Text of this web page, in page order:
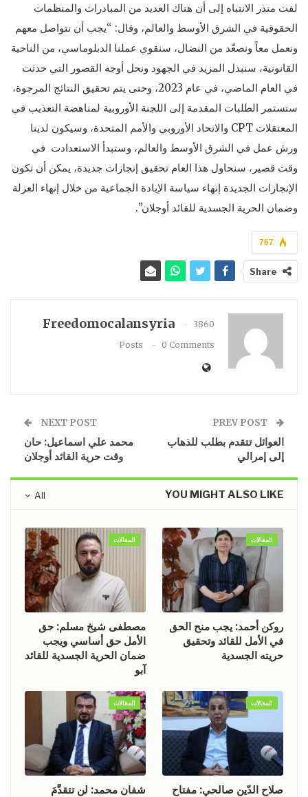
لفت منذر الانتباه إلى أن هناك العديد من المبادرات والمنظمات
الحقوقية في الشرق الأوسط والعالم، وقال: “يجب أن نتواصل معهم
ونعمل معاً ونصعّد من النضال، سنقوي عملنا الدبلوماسي، من الناحية
القانونية، سنبذل المزيد في الجهود ونحل أوجه القصور التي حدثت
في العام الماضي، في عام 2023، وحتى يتم تحقيق النتائج المرجوة،
ستستمر الطلبات المقدمة إلى اللجنة الأوروبية لمناهضة التعذيب في
المعتقلات CPT والاتحاد الأوروبي والأمم المتحدة، وسيكون لدينا
ورش عمل في الشرق الأوسط والعالم، وستبدأ الاستعدادت في
وقت قصير، سنحاول هذا العام تحقيق إنجازات جديدة، يمكن أن تكون
الإنجازات الجديدة إنهاء سياسة الإبادة الجماعية من خلال إنهاء العزلة
وضمان الحرية الجسدية للقائد أوجلان”.
767
Share
Freedomocalansyria
3860
Posts
0 Comments
العوائل تتقدم بطلب للذهاب
إلى إمرالي
NEXT POST
محمد علي اسماعيل: حان
وقت حرية القائد أوجلان
All YOU MIGHT ALSO LIKE
المقالات
روكن أحمد: يجب منح الحق
في الأمل للقائد وتحقيق
حريته الجسدية
المقالات
مصطفى شيخ مسلم: حق
الأمل حق أساسي ويجب
ضمان الحرية الجسدية للقائد
آبو
المقالات
صلاح الدّين صالحي: مفتاح
المقالات
شفان محمد: لن تتقدَّمَ